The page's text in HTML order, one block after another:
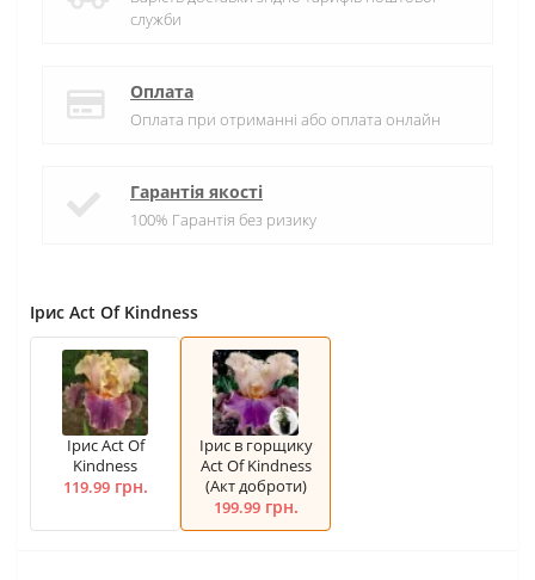
служби
Оплата
Оплата при отриманні або оплата онлайн
Гарантія якості
100% Гарантія без ризику
Ірис Act Of Kindness
Ірис Act Of
Kindness
119.99грн.
Ірис в горщику
Act Of Kindness
(Акт доброти)
199.99грн.